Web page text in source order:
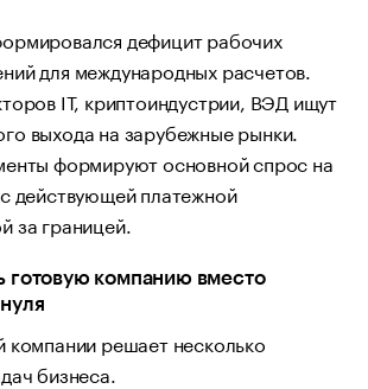
дефицит рабочих
для международных расчетов.
IT, криптоиндустрии, ВЭД ищут
выхода на зарубежные рынки.
формируют основной спрос на
действующей платежной
за границей.
готовую компанию вместо
компании решает несколько
бизнеса.